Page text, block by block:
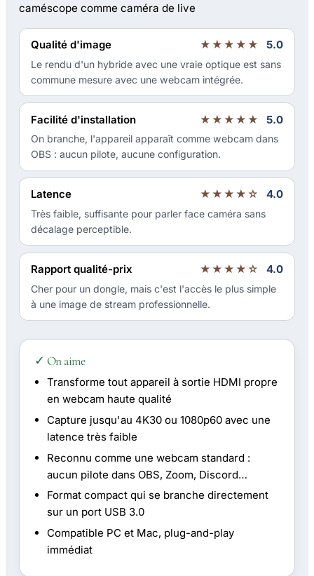
caméscope comme caméra de live
Qualité d'image ★★★★★ 5.0
Le rendu d'un hybride avec une vraie optique est sans
commune mesure avec une webcam intégrée.
Facilité d'installation ★★★★★ 5.0
On branche, l'appareil apparaît comme webcam dans
OBS : aucun pilote, aucune configuration.
Latence ★★★★☆ 4.0
Très faible, suffisante pour parler face caméra sans
décalage perceptible.
Rapport qualité-prix ★★★★☆ 4.0
Cher pour un dongle, mais c'est l'accès le plus simple
à une image de stream professionnelle.
✓ On aime
Transforme tout appareil à sortie HDMI propre
en webcam haute qualité
Capture jusqu'au 4K30 ou 1080p60 avec une
latence très faible
Reconnu comme une webcam standard :
aucun pilote dans OBS, Zoom, Discord…
Format compact qui se branche directement
sur un port USB 3.0
Compatible PC et Mac, plug-and-play
immédiat